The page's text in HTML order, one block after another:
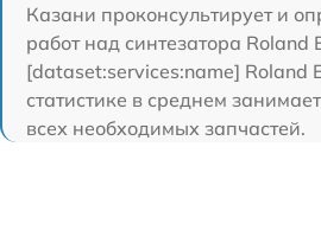
Казани проконсультирует и
работ над синтезатора Roland
[dataset:services:name] Roland
статистике в среднем
всех необходимых запчастей.